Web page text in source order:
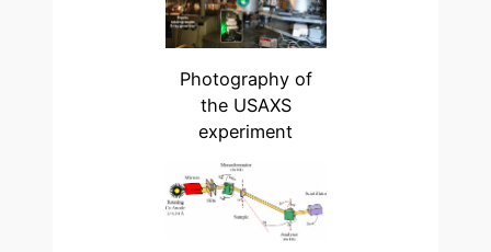
Photography of
the USAXS
experiment